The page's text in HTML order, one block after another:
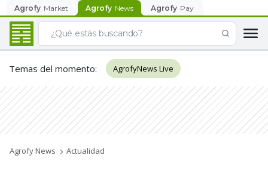
Agrofy Market Agrofy News Agrofy Pay
Temas del momento: AgrofyNews Live
Agrofy News Actualidad